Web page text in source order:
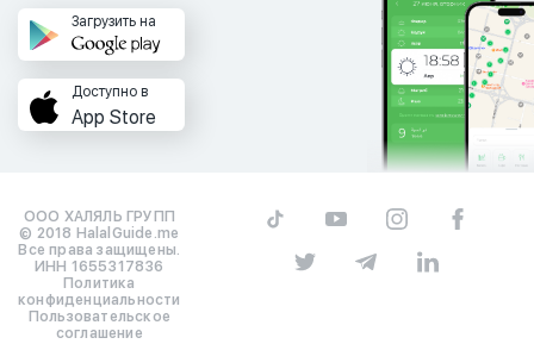
Загрузить на
Доступно в
App Store
ООО ХАЛЯЛЬ ГРУПП
© 2018 HalalGuide.me
Все права защищены.
ИНН 1655317836
Политика
конфиденциальности
Пользовательское
соглашение